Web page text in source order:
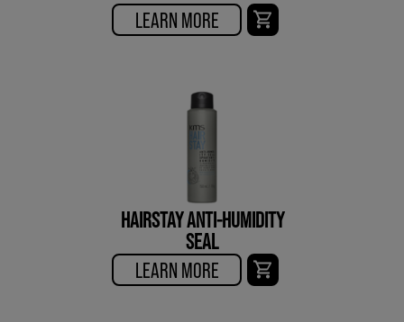
LEARN MORE
HAIRSTAY ANTI-HUMIDITY
SEAL
LEARN MORE